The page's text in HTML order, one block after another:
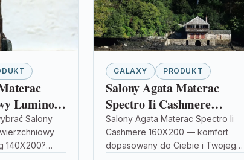
Luminos
Salony
140X200?
GALAXY PRODUKT
Salony Agata Materac
Spectro Ii Cashmere
160X200
Salony Agata Materac Spectro Ii
Cashmere 160X200 — komfort
dopasowany do Ciebie i Twojego